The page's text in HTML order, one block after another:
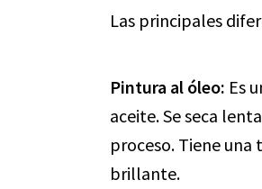
Las principales
Pintura al óleo: Es
aceite. Se seca
proceso. Tiene
brillante.